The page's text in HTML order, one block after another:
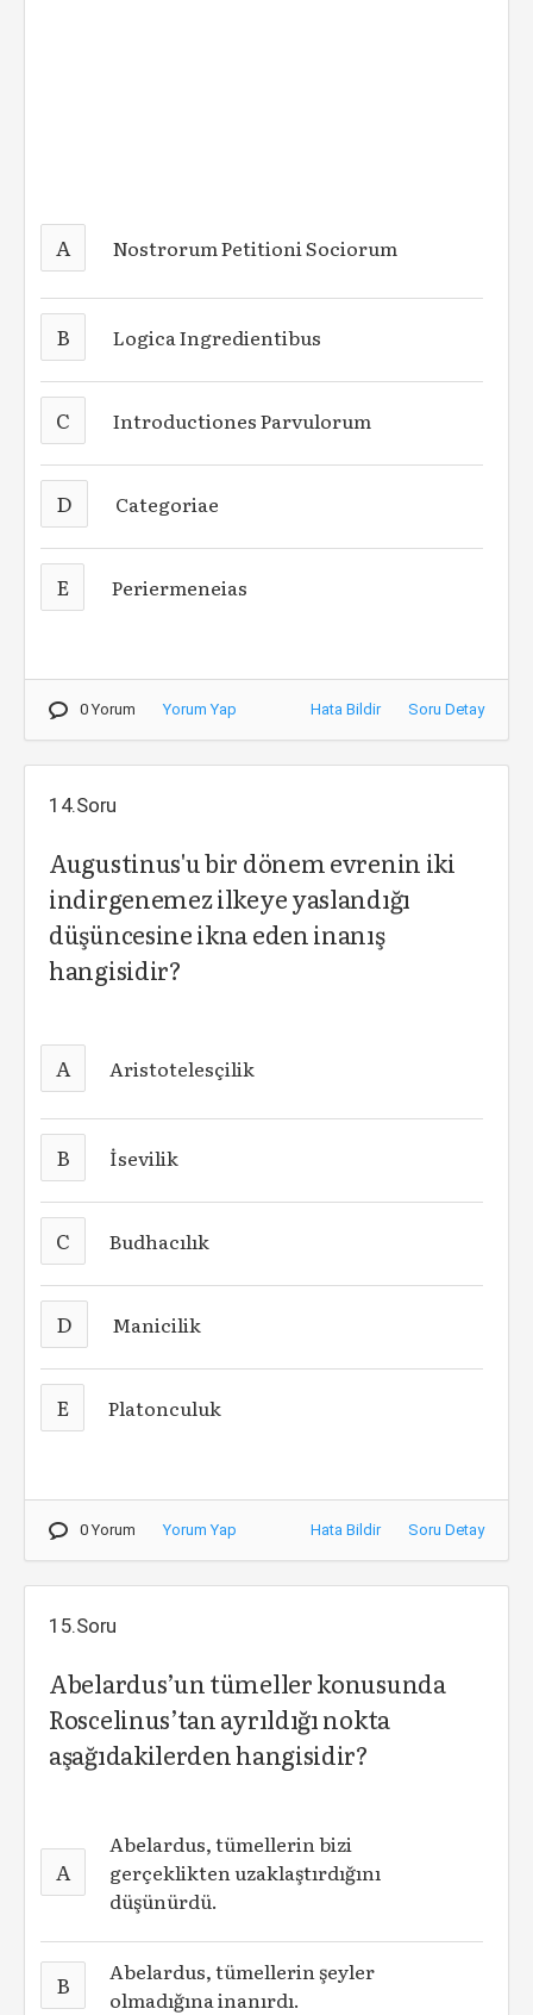
A Nostrorum Petitioni Sociorum
B Logica Ingredientibus
C Introductiones Parvulorum
D Categoriae
E Periermeneias
0 Yorum Yorum Yap Hata Bildir Soru Detay
14.Soru
Augustinus'u bir dönem evrenin iki
indirgenemez ilkeye yaslandığı
düşüncesine ikna eden inanış
hangisidir?
A Aristotelesçilik
B İsevilik
C Budhacılık
D Manicilik
E Platonculuk
0 Yorum Yorum Yap Hata Bildir Soru Detay
15.Soru
Abelardus’un tümeller konusunda
Roscelinus’tan ayrıldığı nokta
aşağıdakilerden hangisidir?
A
Abelardus, tümellerin bizi
gerçeklikten uzaklaştırdığını
düşünürdü.
B
Abelardus, tümellerin şeyler
olmadığına inanırdı.